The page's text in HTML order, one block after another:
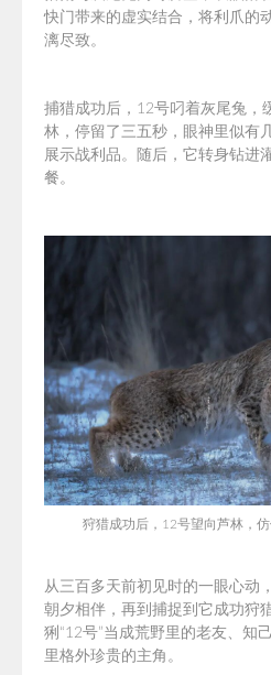
快门带来的虚实结合，将利爪的
漓尽致。
捕猎成功后，12号叼着灰尾兔，
林，停留了三五秒，眼神里似有
展示战利品。随后，它转身钻进
餐。
狩猎成功后，12号望向芦林，
从三百多天前初见时的一眼心动
朝夕相伴，再到捕捉到它成功狩
猁“12号”当成荒野里的老友、知
里格外珍贵的主角。